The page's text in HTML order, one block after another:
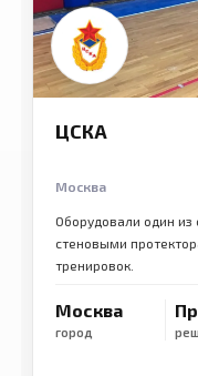
ЦСКА
Москва
Оборудовали один
стеновыми
тренировок.
Москва
город